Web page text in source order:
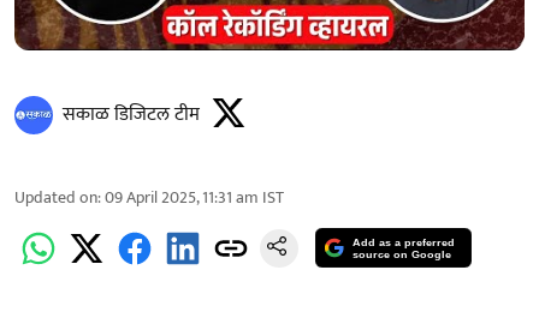
सकाळ डिजिटल टीम
Updated on:09 April 2025, 11:31 am IST
Add as a preferred
source on Google